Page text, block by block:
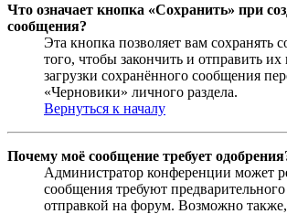
Что означает кнопка «Сохранить» при
сообщения?
Эта кнопка позволяет вам сохранять
того, чтобы закончить и отправить
загрузки сохранённого сообщения
«Черновики» личного раздела.
Вернуться к началу
Почему моё сообщение требует
Администратор конференции может
сообщения требуют
отправкой на форум. Возможно